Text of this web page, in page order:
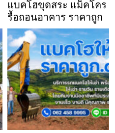
แบคโฮขุดสระ แม็คโคร
รื้อถอนอาคาร ราคาถูก